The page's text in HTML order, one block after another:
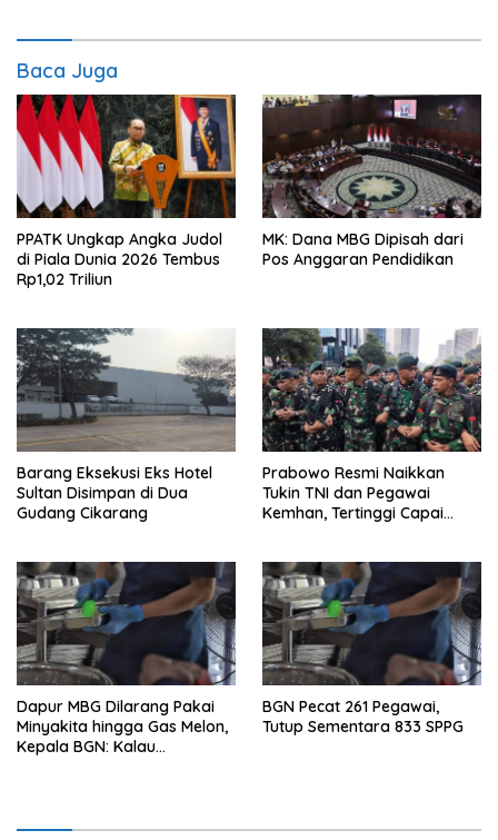
Baca Juga
PPATK Ungkap Angka Judol
di Piala Dunia 2026 Tembus
Rp1,02 Triliun
MK: Dana MBG Dipisah dari
Pos Anggaran Pendidikan
Barang Eksekusi Eks Hotel
Sultan Disimpan di Dua
Gudang Cikarang
Prabowo Resmi Naikkan
Tukin TNI dan Pegawai
Kemhan, Tertinggi Capai
Dapur MBG Dilarang Pakai
Minyakita hingga Gas Melon,
Kepala BGN: Kalau
BGN Pecat 261 Pegawai,
Tutup Sementara 833 SPPG